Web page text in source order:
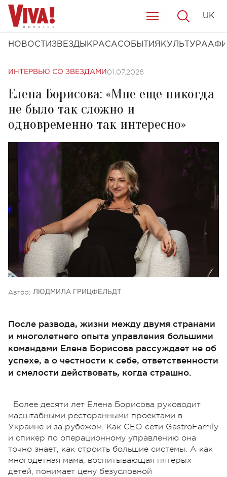
НОВОСТИ ЗВЕЗДЫ КРАСАСОБЫТИЯ КУЛЬТУРА
UK
ИНТЕРВЬЮ СО ЗВЕЗДАМИ 01.07.2026
Елена Борисова: «Мне еще никогда
не было так сложно и
одновременно так интересно»
Автор: ЛЮДМИЛА ГРИЦФЕЛЬДТ
После развода, жизни между двумя странами
и многолетнего опыта управления большими
командами Елена Борисова рассуждает не об
успехе, а о честности к себе, ответственности
и смелости действовать, когда страшно.
Более десяти лет Елена Борисова руководит
масштабными ресторанными проектами в
Украине и за рубежом. Как CEO сети GastroFamily
и спикер по операционному управлению она
точно знает, как строить большие системы. А как
многодетная мама, воспитывающая пятерых
детей, понимает цену безусловной